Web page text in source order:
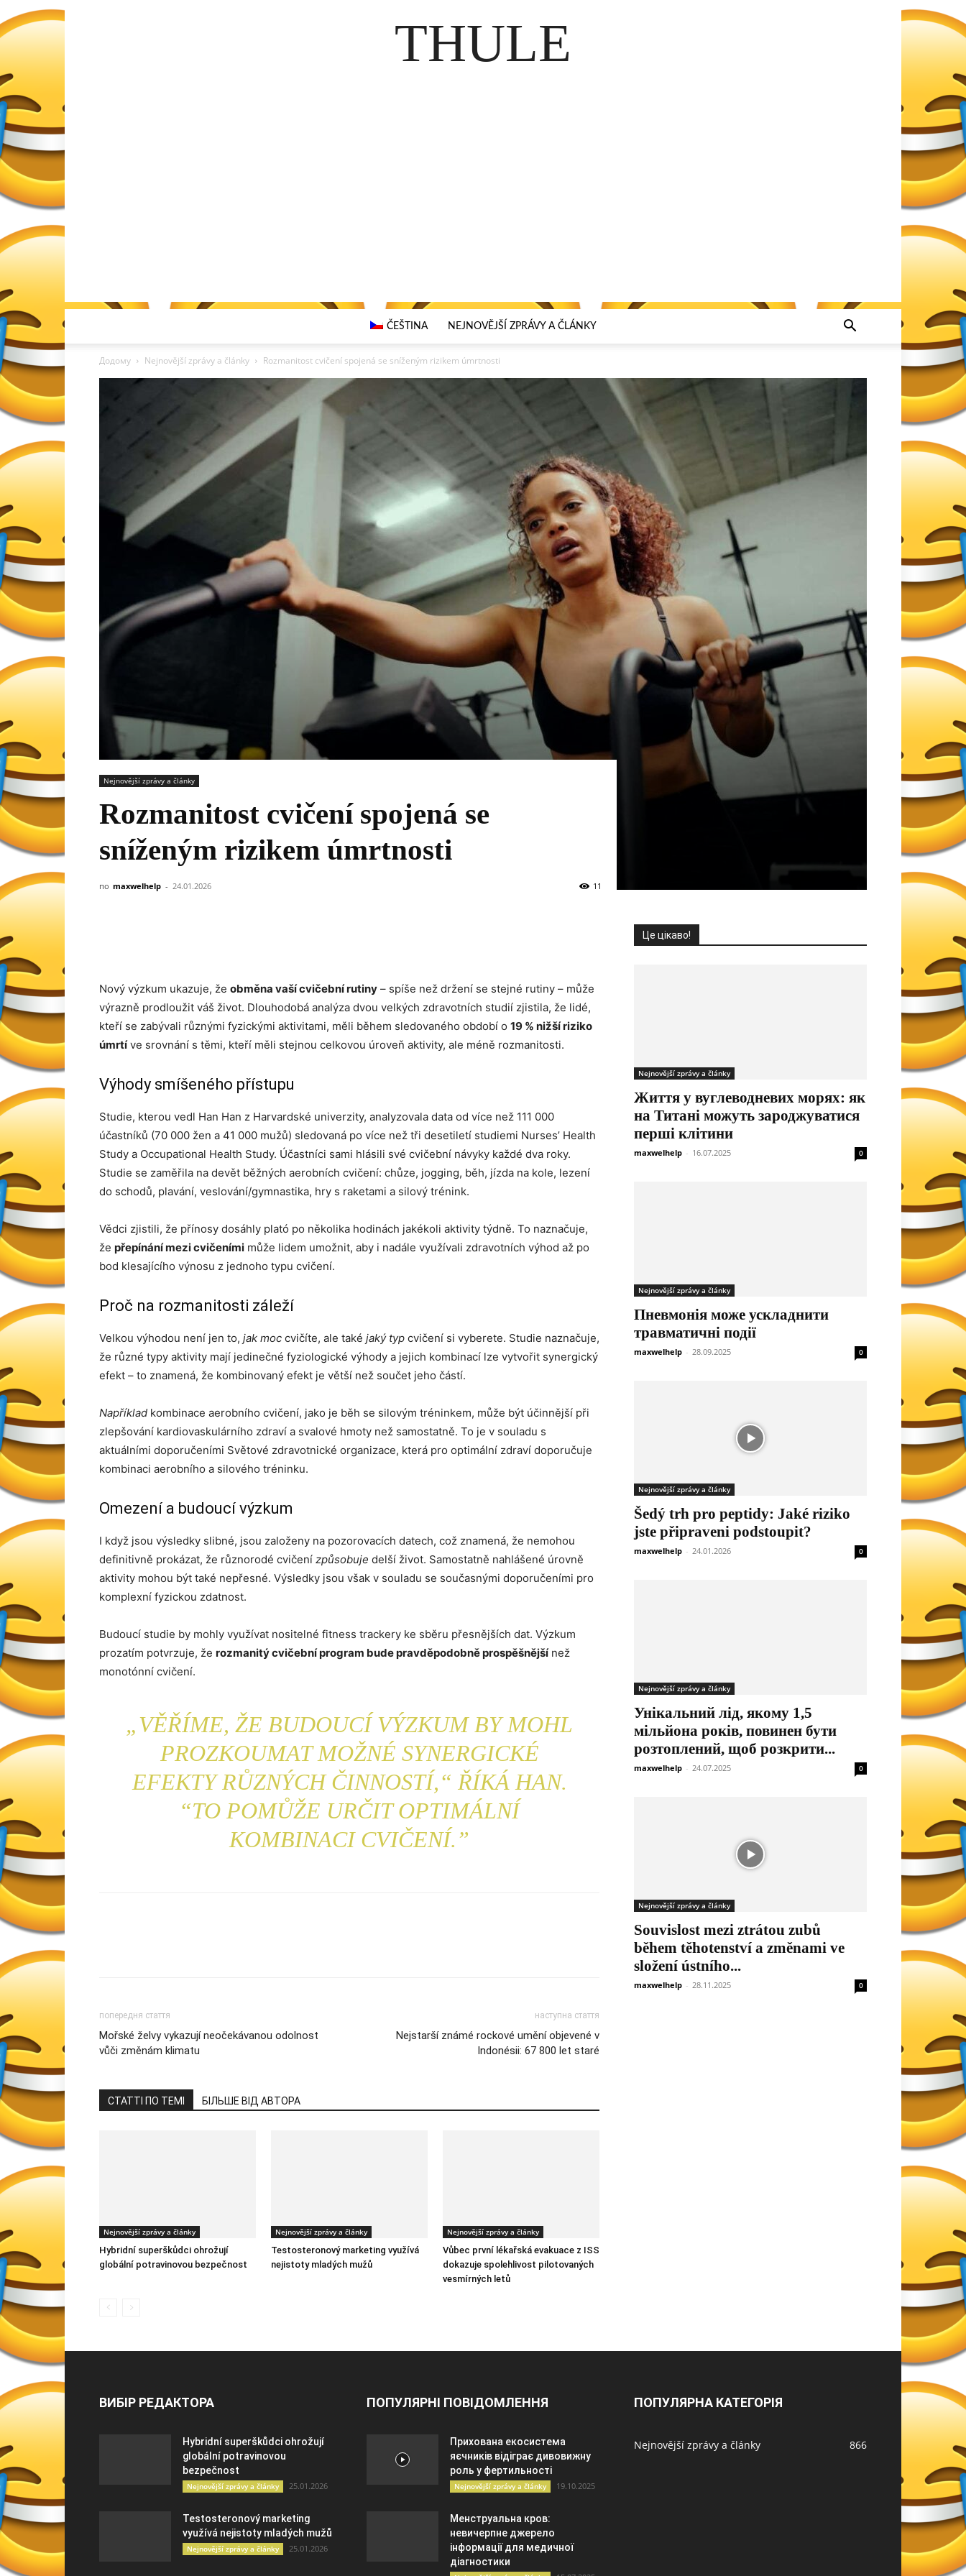
THULE
ČEŠTINA NEJNOVĚJŠÍ ZPRÁVY A ČLÁNKY
Додому Nejnovější zprávy a články Rozmanitost cvičení spojená se sníženým rizikem úmrtnosti
Nejnovější zprávy a články
Rozmanitost cvičení spojená se
sníženým rizikem úmrtnosti
по maxwelhelp - 24.01.2026 11
Nový výzkum ukazuje, že obměna vaší cvičební rutiny – spíše než držení se stejné rutiny – může
výrazně prodloužit váš život. Dlouhodobá analýza dvou velkých zdravotních studií zjistila, že lidé,
kteří se zabývali různými fyzickými aktivitami, měli během sledovaného období o 19 % nižší riziko
úmrtíve srovnání s těmi, kteří měli stejnou celkovou úroveň aktivity, ale méně rozmanitosti.
Výhody smíšeného přístupu
Studie, kterou vedl Han Han z Harvardské univerzity, analyzovala data od více než 111 000
účastníků (70 000 žen a 41 000 mužů) sledovaná po více než tři desetiletí studiemi Nurses’ Health
Study a Occupational Health Study. Účastníci sami hlásili své cvičební návyky každé dva roky.
Studie se zaměřila na devět běžných aerobních cvičení: chůze, jogging, běh, jízda na kole, lezení
do schodů, plavání, veslování/gymnastika, hry s raketami a silový trénink.
Vědci zjistili, že přínosy dosáhly plató po několika hodinách jakékoli aktivity týdně. To naznačuje,
že přepínání mezi cvičeními může lidem umožnit, aby i nadále využívali zdravotních výhod až po
bod klesajícího výnosu z jednoho typu cvičení.
Proč na rozmanitosti záleží
Velkou výhodou není jen to, jak moc cvičíte, ale také jaký typ cvičení si vyberete. Studie naznačuje,
že různé typy aktivity mají jedinečné fyziologické výhody a jejich kombinací lze vytvořit synergický
efekt – to znamená, že kombinovaný efekt je větší než součet jeho částí.
Například kombinace aerobního cvičení, jako je běh se silovým tréninkem, může být účinnější při
zlepšování kardiovaskulárního zdraví a svalové hmoty než samostatně. To je v souladu s
aktuálními doporučeními Světové zdravotnické organizace, která pro optimální zdraví doporučuje
kombinaci aerobního a silového tréninku.
Omezení a budoucí výzkum
I když jsou výsledky slibné, jsou založeny na pozorovacích datech, což znamená, že nemohou
definitivně prokázat, že různorodé cvičení způsobuje delší život. Samostatně nahlášené úrovně
aktivity mohou být také nepřesné. Výsledky jsou však v souladu se současnými doporučeními pro
komplexní fyzickou zdatnost.
Budoucí studie by mohly využívat nositelné fitness trackery ke sběru přesnějších dat. Výzkum
prozatím potvrzuje, že rozmanitý cvičební program bude pravděpodobně prospěšnějšínež
monotónní cvičení.
„VĚŘÍME, ŽE BUDOUCÍ VÝZKUM BY MOHL
PROZKOUMAT MOŽNÉ SYNERGICKÉ
EFEKTY RŮZNÝCH ČINNOSTÍ,“ ŘÍKÁ HAN.
“TO POMŮŽE URČIT OPTIMÁLNÍ
KOMBINACI CVIČENÍ.”
попередня стаття
Mořské želvy vykazují neočekávanou odolnost
vůči změnám klimatu
наступна стаття
Nejstarší známé rockové umění objevené v
Indonésii: 67 800 let staré
СТАТТІ ПО ТЕМІ БІЛЬШЕ ВІД АВТОРА
Nejnovější zprávy a články
Hybridní superškůdci ohrožují
globální potravinovou bezpečnost
Nejnovější zprávy a články
Testosteronový marketing využívá
nejistoty mladých mužů
Nejnovější zprávy a články
Vůbec první lékařská evakuace z ISS
dokazuje spolehlivost pilotovaných
vesmírných letů
Це цікаво!
Nejnovější zprávy a články
Життя у вуглеводневих морях: як
на Титані можуть зароджуватися
перші клітини
maxwelhelp - 16.07.2025 0
Nejnovější zprávy a články
Пневмонія може ускладнити
травматичні події
maxwelhelp - 28.09.2025 0
Nejnovější zprávy a články
Šedý trh pro peptidy: Jaké riziko
jste připraveni podstoupit?
maxwelhelp - 24.01.2026 0
Nejnovější zprávy a články
Унікальний лід, якому 1,5
мільйона років, повинен бути
розтоплений, щоб розкрити...
maxwelhelp - 24.07.2025 0
Nejnovější zprávy a články
Souvislost mezi ztrátou zubů
během těhotenství a změnami ve
složení ústního...
maxwelhelp - 28.11.2025 0
ВИБІР РЕДАКТОРА
Hybridní superškůdci ohrožují
globální potravinovou
bezpečnost
Nejnovější zprávy a články 25.01.2026
Testosteronový marketing
využívá nejistoty mladých mužů
Nejnovější zprávy a články 25.01.2026
ПОПУЛЯРНІ ПОВІДОМЛЕННЯ
Прихована екосистема
яєчників відіграє дивовижну
роль у фертильності
Nejnovější zprávy a články 19.10.2025
Менструальна кров:
невичерпне джерело
інформації для медичної
діагностики
ПОПУЛЯРНА КАТЕГОРІЯ
Nejnovější zprávy a články 866